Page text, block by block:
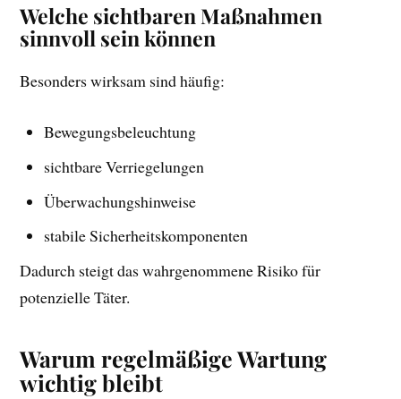
Welche sichtbaren Maßnahmen
sinnvoll sein können
Besonders wirksam sind häufig:
Bewegungsbeleuchtung
sichtbare Verriegelungen
Überwachungshinweise
stabile Sicherheitskomponenten
Dadurch steigt das wahrgenommene Risiko für
potenzielle Täter.
Warum regelmäßige Wartung
wichtig bleibt